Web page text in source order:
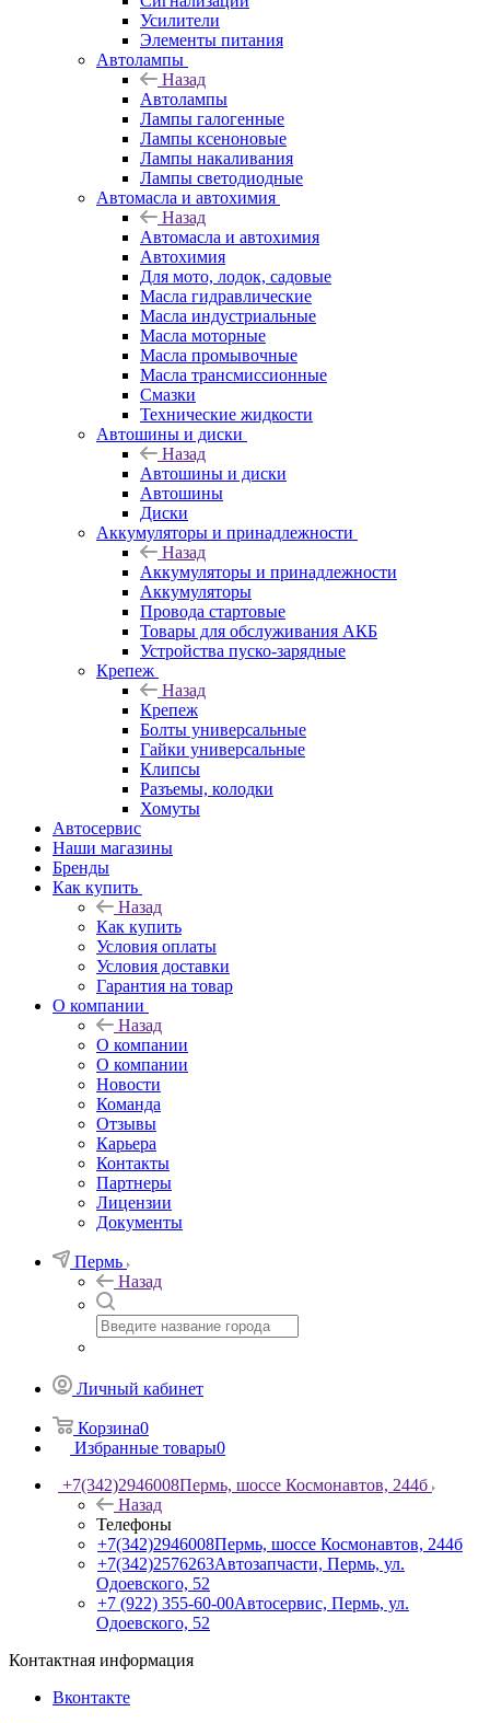
Усилители
Элементы питания
Автолампы
Назад
Автолампы
Лампы галогенные
Лампы ксеноновые
Лампы накаливания
Лампы светодиодные
Автомасла и автохимия
Назад
Автомасла и автохимия
Автохимия
Для мото, лодок, садовые
Масла гидравлические
Масла индустриальные
Масла моторные
Масла промывочные
Масла трансмиссионные
Смазки
Технические жидкости
Автошины и диски
Назад
Автошины и диски
Автошины
Диски
Аккумуляторы и принадлежности
Назад
Аккумуляторы и принадлежности
Аккумуляторы
Провода стартовые
Товары для обслуживания АКБ
Устройства пуско-зарядные
Крепеж
Назад
Крепеж
Болты универсальные
Гайки универсальные
Клипсы
Разъемы, колодки
Хомуты
Автосервис
Наши магазины
Бренды
Как купить
Назад
Как купить
Условия оплаты
Условия доставки
Гарантия на товар
О компании
Назад
О компании
О компании
Новости
Команда
Отзывы
Карьера
Контакты
Партнеры
Лицензии
Документы
Пермь
Назад
Личный кабинет
Корзина0
Избранные товары0
+7(342)2946008Пермь, шоссе Космонавтов, 244б
Назад
Телефоны
+7(342)2946008Пермь, шоссе Космонавтов, 244б
+7(342)2576263Автозапчасти, Пермь, ул.
Одоевского, 52
+7 (922) 355-60-00Автосервис, Пермь, ул.
Одоевского, 52
Контактная информация
Вконтакте